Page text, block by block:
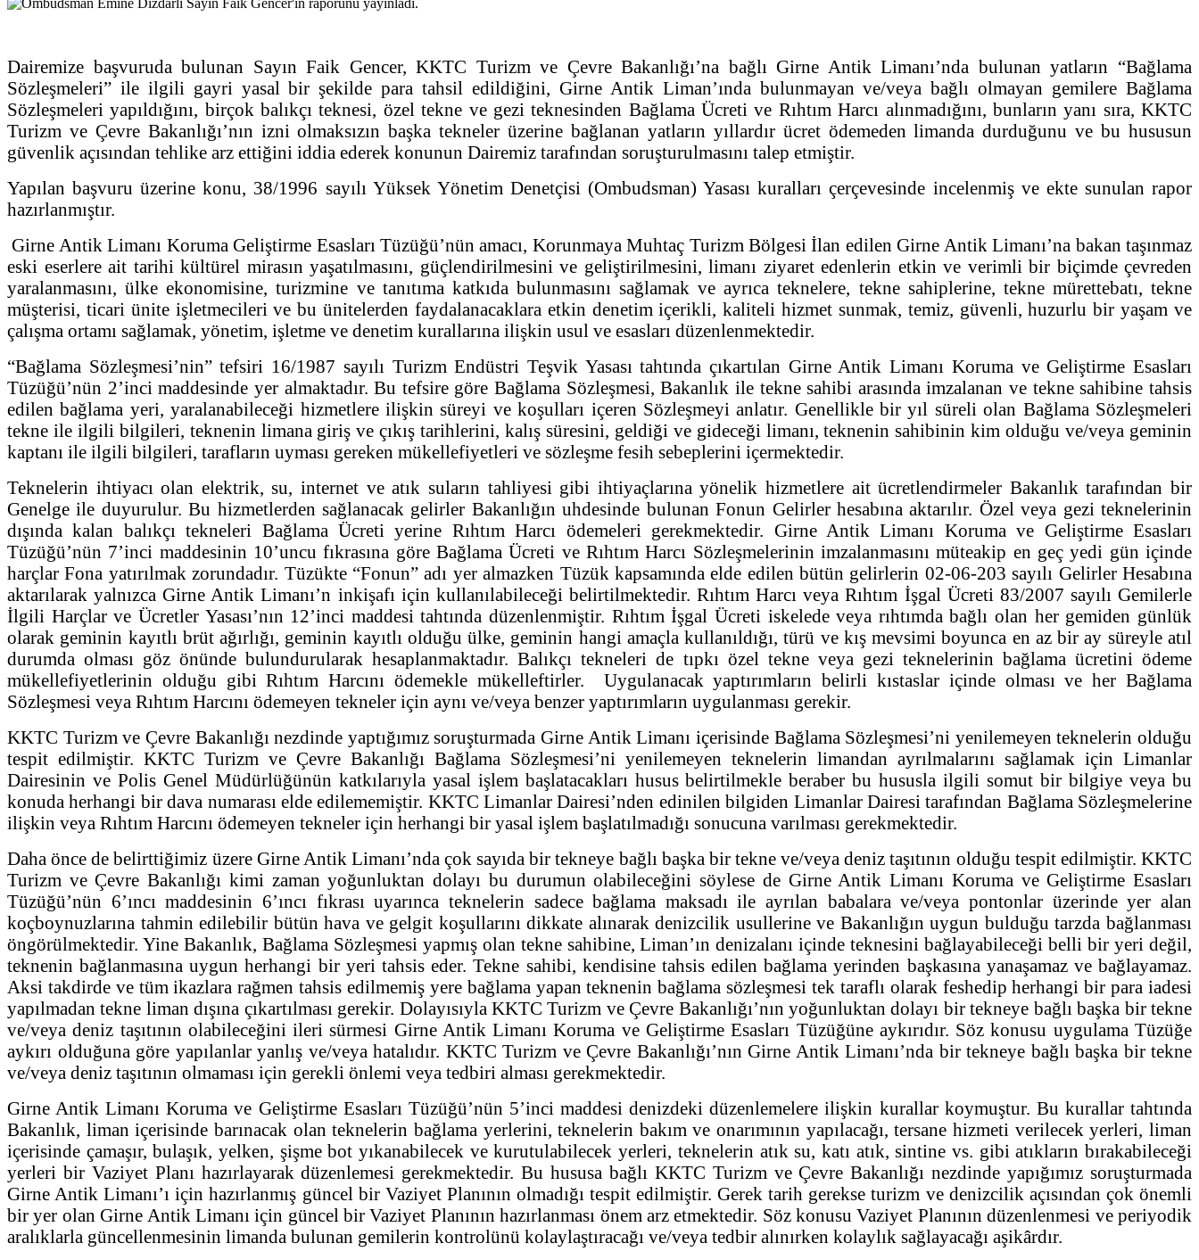
Dairemize başvuruda bulunan Sayın Faik Gencer, KKTC Turizm ve Çevre Bakanlığı’na bağlı Girne Antik Limanı’nda bulunan yatların “Bağlama
Sözleşmeleri” ile ilgili gayri yasal bir şekilde para tahsil edildiğini, Girne Antik Liman’ında bulunmayan ve/veya bağlı olmayan gemilere Bağlama
Sözleşmeleri yapıldığını, birçok balıkçı teknesi, özel tekne ve gezi teknesinden Bağlama Ücreti ve Rıhtım Harcı alınmadığını, bunların yanı sıra, KKTC
Turizm ve Çevre Bakanlığı’nın izni olmaksızın başka tekneler üzerine bağlanan yatların yıllardır ücret ödemeden limanda durduğunu ve bu hususun
güvenlik açısından tehlike arz ettiğini iddia ederek konunun Dairemiz tarafından soruşturulmasını talep etmiştir.
Yapılan başvuru üzerine konu, 38/1996 sayılı Yüksek Yönetim Denetçisi (Ombudsman) Yasası kuralları çerçevesinde incelenmiş ve ekte sunulan rapor
hazırlanmıştır.
Girne Antik Limanı Koruma Geliştirme Esasları Tüzüğü’nün amacı, Korunmaya Muhtaç Turizm Bölgesi İlan edilen Girne Antik Limanı’na bakan taşınmaz
eski eserlere ait tarihi kültürel mirasın yaşatılmasını, güçlendirilmesini ve geliştirilmesini, limanı ziyaret edenlerin etkin ve verimli bir biçimde çevreden
yaralanmasını, ülke ekonomisine, turizmine ve tanıtıma katkıda bulunmasını sağlamak ve ayrıca teknelere, tekne sahiplerine, tekne mürettebatı, tekne
müşterisi, ticari ünite işletmecileri ve bu ünitelerden faydalanacaklara etkin denetim içerikli, kaliteli hizmet sunmak, temiz, güvenli, huzurlu bir yaşam ve
çalışma ortamı sağlamak, yönetim, işletme ve denetim kurallarına ilişkin usul ve esasları düzenlenmektedir.
“Bağlama Sözleşmesi’nin” tefsiri 16/1987 sayılı Turizm Endüstri Teşvik Yasası tahtında çıkartılan Girne Antik Limanı Koruma ve Geliştirme Esasları
Tüzüğü’nün 2’inci maddesinde yer almaktadır. Bu tefsire göre Bağlama Sözleşmesi, Bakanlık ile tekne sahibi arasında imzalanan ve tekne sahibine tahsis
edilen bağlama yeri, yaralanabileceği hizmetlere ilişkin süreyi ve koşulları içeren Sözleşmeyi anlatır. Genellikle bir yıl süreli olan Bağlama Sözleşmeleri
tekne ile ilgili bilgileri, teknenin limana giriş ve çıkış tarihlerini, kalış süresini, geldiği ve gideceği limanı, teknenin sahibinin kim olduğu ve/veya geminin
kaptanı ile ilgili bilgileri, tarafların uyması gereken mükellefiyetleri ve sözleşme fesih sebeplerini içermektedir.
Teknelerin ihtiyacı olan elektrik, su, internet ve atık suların tahliyesi gibi ihtiyaçlarına yönelik hizmetlere ait ücretlendirmeler Bakanlık tarafından bir
Genelge ile duyurulur. Bu hizmetlerden sağlanacak gelirler Bakanlığın uhdesinde bulunan Fonun Gelirler hesabına aktarılır. Özel veya gezi teknelerinin
dışında kalan balıkçı tekneleri Bağlama Ücreti yerine Rıhtım Harcı ödemeleri gerekmektedir. Girne Antik Limanı Koruma ve Geliştirme Esasları
Tüzüğü’nün 7’inci maddesinin 10’uncu fıkrasına göre Bağlama Ücreti ve Rıhtım Harcı Sözleşmelerinin imzalanmasını müteakip en geç yedi gün içinde
harçlar Fona yatırılmak zorundadır. Tüzükte “Fonun” adı yer almazken Tüzük kapsamında elde edilen bütün gelirlerin 02-06-203 sayılı Gelirler Hesabına
aktarılarak yalnızca Girne Antik Limanı’n inkişafı için kullanılabileceği belirtilmektedir. Rıhtım Harcı veya Rıhtım İşgal Ücreti 83/2007 sayılı Gemilerle
İlgili Harçlar ve Ücretler Yasası’nın 12’inci maddesi tahtında düzenlenmiştir. Rıhtım İşgal Ücreti iskelede veya rıhtımda bağlı olan her gemiden günlük
olarak geminin kayıtlı brüt ağırlığı, geminin kayıtlı olduğu ülke, geminin hangi amaçla kullanıldığı, türü ve kış mevsimi boyunca en az bir ay süreyle atıl
durumda olması göz önünde bulundurularak hesaplanmaktadır. Balıkçı tekneleri de tıpkı özel tekne veya gezi teknelerinin bağlama ücretini ödeme
mükellefiyetlerinin olduğu gibi Rıhtım Harcını ödemekle mükelleftirler. Uygulanacak yaptırımların belirli kıstaslar içinde olması ve her Bağlama
Sözleşmesi veya Rıhtım Harcını ödemeyen tekneler için aynı ve/veya benzer yaptırımların uygulanması gerekir.
KKTC Turizm ve Çevre Bakanlığı nezdinde yaptığımız soruşturmada Girne Antik Limanı içerisinde Bağlama Sözleşmesi’ni yenilemeyen teknelerin olduğu
tespit edilmiştir. KKTC Turizm ve Çevre Bakanlığı Bağlama Sözleşmesi’ni yenilemeyen teknelerin limandan ayrılmalarını sağlamak için Limanlar
Dairesinin ve Polis Genel Müdürlüğünün katkılarıyla yasal işlem başlatacakları husus belirtilmekle beraber bu hususla ilgili somut bir bilgiye veya bu
konuda herhangi bir dava numarası elde edilememiştir. KKTC Limanlar Dairesi’nden edinilen bilgiden Limanlar Dairesi tarafından Bağlama Sözleşmelerine
ilişkin veya Rıhtım Harcını ödemeyen tekneler için herhangi bir yasal işlem başlatılmadığı sonucuna varılması gerekmektedir.
Daha önce de belirttiğimiz üzere Girne Antik Limanı’nda çok sayıda bir tekneye bağlı başka bir tekne ve/veya deniz taşıtının olduğu tespit edilmiştir. KKTC
Turizm ve Çevre Bakanlığı kimi zaman yoğunluktan dolayı bu durumun olabileceğini söylese de Girne Antik Limanı Koruma ve Geliştirme Esasları
Tüzüğü’nün 6’ıncı maddesinin 6’ıncı fıkrası uyarınca teknelerin sadece bağlama maksadı ile ayrılan babalara ve/veya pontonlar üzerinde yer alan
koçboynuzlarına tahmin edilebilir bütün hava ve gelgit koşullarını dikkate alınarak denizcilik usullerine ve Bakanlığın uygun bulduğu tarzda bağlanması
öngörülmektedir. Yine Bakanlık, Bağlama Sözleşmesi yapmış olan tekne sahibine, Liman’ın denizalanı içinde teknesini bağlayabileceği belli bir yeri değil,
teknenin bağlanmasına uygun herhangi bir yeri tahsis eder. Tekne sahibi, kendisine tahsis edilen bağlama yerinden başkasına yanaşamaz ve bağlayamaz.
Aksi takdirde ve tüm ikazlara rağmen tahsis edilmemiş yere bağlama yapan teknenin bağlama sözleşmesi tek taraflı olarak feshedip herhangi bir para iadesi
yapılmadan tekne liman dışına çıkartılması gerekir. Dolayısıyla KKTC Turizm ve Çevre Bakanlığı’nın yoğunluktan dolayı bir tekneye bağlı başka bir tekne
ve/veya deniz taşıtının olabileceğini ileri sürmesi Girne Antik Limanı Koruma ve Geliştirme Esasları Tüzüğüne aykırıdır. Söz konusu uygulama Tüzüğe
aykırı olduğuna göre yapılanlar yanlış ve/veya hatalıdır. KKTC Turizm ve Çevre Bakanlığı’nın Girne Antik Limanı’nda bir tekneye bağlı başka bir tekne
ve/veya deniz taşıtının olmaması için gerekli önlemi veya tedbiri alması gerekmektedir.
Girne Antik Limanı Koruma ve Geliştirme Esasları Tüzüğü’nün 5’inci maddesi denizdeki düzenlemelere ilişkin kurallar koymuştur. Bu kurallar tahtında
Bakanlık, liman içerisinde barınacak olan teknelerin bağlama yerlerini, teknelerin bakım ve onarımının yapılacağı, tersane hizmeti verilecek yerleri, liman
içerisinde çamaşır, bulaşık, yelken, şişme bot yıkanabilecek ve kurutulabilecek yerleri, teknelerin atık su, katı atık, sintine vs. gibi atıkların bırakabileceği
yerleri bir Vaziyet Planı hazırlayarak düzenlemesi gerekmektedir. Bu hususa bağlı KKTC Turizm ve Çevre Bakanlığı nezdinde yapığımız soruşturmada
Girne Antik Limanı’ı için hazırlanmış güncel bir Vaziyet Planının olmadığı tespit edilmiştir. Gerek tarih gerekse turizm ve denizcilik açısından çok önemli
bir yer olan Girne Antik Limanı için güncel bir Vaziyet Planının hazırlanması önem arz etmektedir. Söz konusu Vaziyet Planının düzenlenmesi ve periyodik
aralıklarla güncellenmesinin limanda bulunan gemilerin kontrolünü kolaylaştıracağı ve/veya tedbir alınırken kolaylık sağlayacağı aşikârdır.